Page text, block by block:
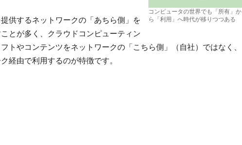
コンピュータの世界でも「所有」か
ら「利用」へ時代が移りつつある
供するネットワークの「あちら側」を
とが多く、クラウドコンピューティン
トやコンテンツをネットワークの「こちら側」（自社）ではなく、
経由で利用するのが特徴です。